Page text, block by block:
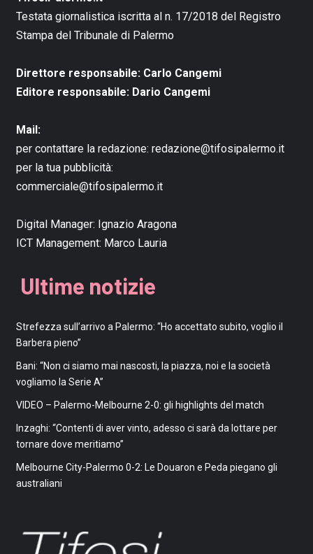
Testata giornalistica iscritta al n. 17/2018 del Registro
Stampa del Tribunale di Palermo
Direttore responsabile: Carlo Cangemi
Editore responsabile: Dario Cangemi
Mail:
per contattare la redazione: redazione@tifosipalermo.it
per la tua pubblicità:
commerciale@tifosipalermo.it
Digital Manager: Ignazio Aragona
ICT Management: Marco Lauria
Ultime notizie
Strefezza sull’arrivo a Palermo: “Ho accettato subito, voglio il
Barbera pieno”
Bani: “Non ci siamo mai nascosti, la piazza, noi e la società
vogliamo la Serie A”
VIDEO – Palermo-Melbourne 2-0: gli highlights del match
Inzaghi: “Contenti di aver vinto, adesso ci sarà da lottare per
tornare dove meritiamo”
Melbourne City-Palermo 0-2: Le Douaron e Peda piegano gli
australiani